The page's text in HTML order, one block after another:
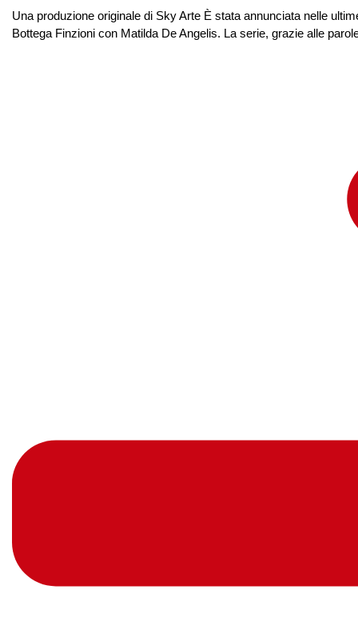
Una produzione originale di Sky Arte È stata annunciata nelle
Bottega Finzioni con Matilda De Angelis. La serie, grazie alle